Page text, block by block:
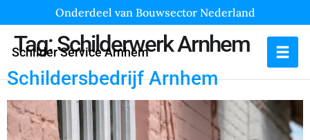
Onderdeel van Bouwsector Nederland
Schilder Service Arnhem
Tag:Schilderwerk Arnhem
Schildersbedrijf Arnhem